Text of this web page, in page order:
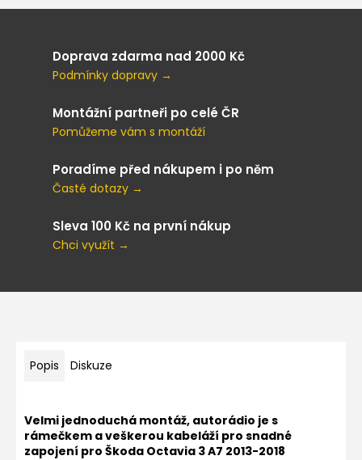
Doprava zdarma nad 2000 Kč
Podmínky dopravy →
Montážní partneři po celé ČR
Pomůžeme vám s montáží
Poradíme před nákupem i po něm
Časté dotazy →
Sleva 100 Kč na první nákup
Chci využít →
Popis Diskuze
Velmi jednoduchá montáž, autorádio je s
rámečkem a veškerou kabeláží pro snadné
zapojení pro Škoda Octavia 3 A7 2013-2018